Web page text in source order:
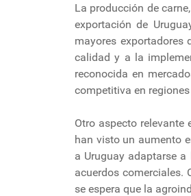
La producción de
exportación de
mayores exportadores
calidad y a la
reconocida en
competitiva en
Otro aspecto
han visto un aumento
a Uruguay adaptarse
acuerdos comerciales.
se espera que la